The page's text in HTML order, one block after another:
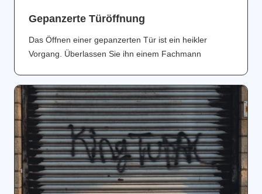
Gepanzerte Türöffnung
Das Öffnen einer gepanzerten Tür ist ein heikler
Vorgang. Überlassen Sie ihn einem Fachmann